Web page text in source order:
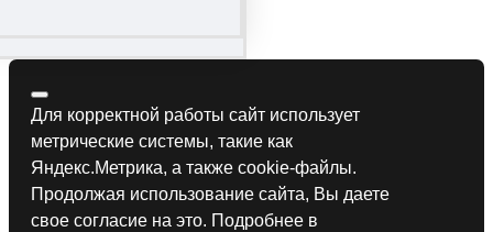
Для корректной работы сайт использует
метрические системы, такие как
Яндекс.Метрика, а также cookie-файлы.
Продолжая использование сайта, Вы даете
свое согласие на это. Подробнее в